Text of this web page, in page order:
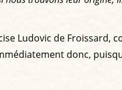
Ludovic de Froissard,
donc,